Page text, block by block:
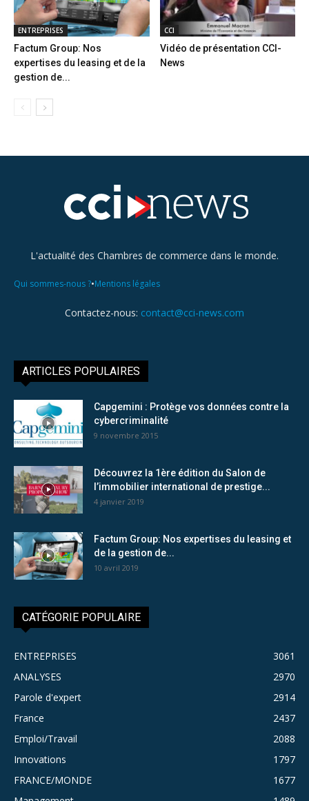
ENTREPRISES
Factum Group: Nos
expertises du leasing et de la
gestion de...
CCI
Vidéo de présentation CCI-
News
L'actualité des Chambres de commerce dans le monde.
Qui sommes-nous ?•Mentions légales
Contactez-nous: contact@cci-news.com
ARTICLES POPULAIRES
Capgemini : Protège vos données contre la
cybercriminalité
9 novembre 2015
Découvrez la 1ère édition du Salon de
l’immobilier international de prestige...
4 janvier 2019
Factum Group: Nos expertises du leasing et
de la gestion de...
10 avril 2019
CATÉGORIE POPULAIRE
ENTREPRISES
3061
ANALYSES
2970
Parole d'expert
2914
France
2437
Emploi/Travail
2088
Innovations
1797
FRANCE/MONDE
1677